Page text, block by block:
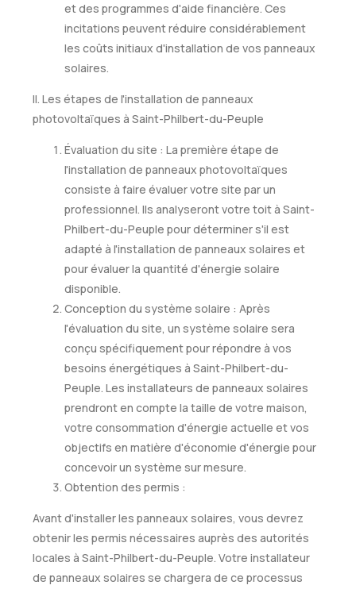
et des programmes d'aide financière. Ces
incitations peuvent réduire considérablement
les coûts initiaux d'installation de vos panneaux
solaires.
II. Les étapes de l'installation de panneaux
photovoltaïques à Saint-Philbert-du-Peuple
Évaluation du site : La première étape de
l'installation de panneaux photovoltaïques
consiste à faire évaluer votre site par un
professionnel. Ils analyseront votre toit à Saint-
Philbert-du-Peuple pour déterminer s'il est
adapté à l'installation de panneaux solaires et
pour évaluer la quantité d'énergie solaire
disponible.
Conception du système solaire : Après
l'évaluation du site, un système solaire sera
conçu spécifiquement pour répondre à vos
besoins énergétiques à Saint-Philbert-du-
Peuple. Les installateurs de panneaux solaires
prendront en compte la taille de votre maison,
votre consommation d'énergie actuelle et vos
objectifs en matière d'économie d'énergie pour
concevoir un système sur mesure.
Obtention des permis :
Avant d'installer les panneaux solaires, vous devrez
obtenir les permis nécessaires auprès des autorités
locales à Saint-Philbert-du-Peuple. Votre installateur
de panneaux solaires se chargera de ce processus